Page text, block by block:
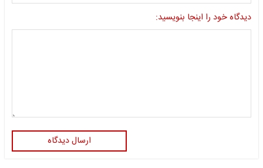
دیدگاه خود را اینجا بنویسید:
ارسال دیدگاه